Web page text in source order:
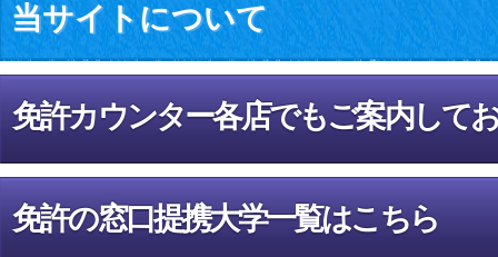
当サイトについて
免許カウンター各店でもご案内して
免許の窓口提携大学一覧はこちら